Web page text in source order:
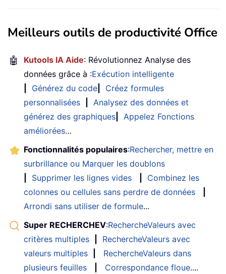
Meilleurs outils de productivité Office
🤖 Kutools IA Aide: Révolutionnez Analyse des
données grâce à :Exécution intelligente
Générez du code
Créez formules
personnalisées
Analysez des données et
générez des graphiques
Appelez Fonctions
améliorées…
Fonctionnalités populaires:Rechercher, mettre en
surbrillance ou Marquer les doublons
Supprimer les lignes vides
Combinez les
colonnes ou cellules sans perdre de données
Arrondi sans utiliser de formule...
Super RECHERCHEV:RechercheValeurs avec
critères multiples
RechercheValeurs avec
valeurs multiples
RechercheValeurs dans
plusieurs feuilles
Correspondance floue....